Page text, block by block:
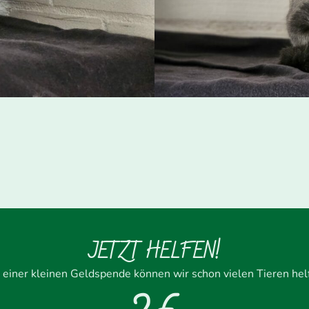
JETZT HELFEN!
kleinen Geldspende können wir schon vielen Tieren